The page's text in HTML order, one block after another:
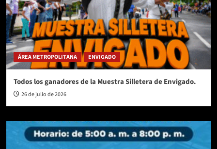
ÁREA METROPOLITANA ENVIGADO
Todos los ganadores de la Muestra Silletera de Envigado.
26 de julio de 2026